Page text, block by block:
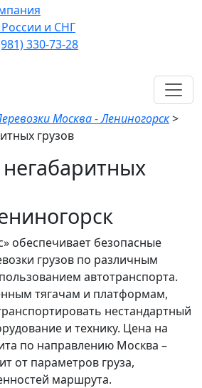
и СНГ
330-73-28
Москва - Лениногорск>
грузов
обеспечивает безопасные
грузов по различным
автотранспорта.
тягачам и платформам,
нестандартный
и технику. Цена на
по направлению Москва –
от параметров груза,
маршрута.